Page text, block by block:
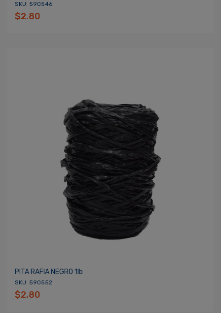
SKU: 590546
$2.80
PITA RAFIA NEGRO 1lb
SKU: 590552
$2.80